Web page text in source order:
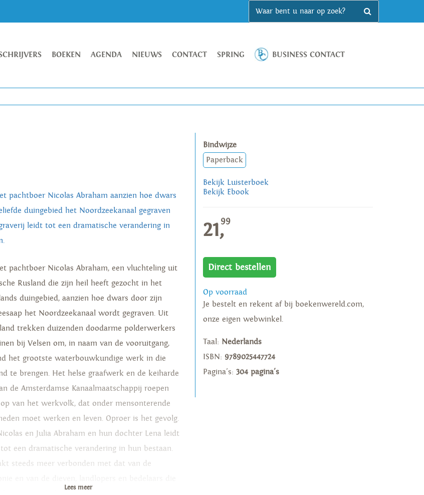
BOEKEN AGENDA NIEUWS CONTACT SPRING BUSINESS CONTACT
pachtboer Nicolas Abraham aanzien hoe dwars
duingebied het Noordzeekanaal gegraven
leidt tot een dramatische verandering in
pachtboer Nicolas Abraham, een vluchteling uit
Rusland die zijn heil heeft gezocht in het
duingebied, aanzien hoe dwars door zijn
het Noordzeekanaal wordt gegraven. Uit
trekken duizenden doodarme polderwerkers
bij Velsen om, in naam van de vooruitgang,
het grootste waterbouwkundige werk in die
te brengen. Het helse graafwerk en de keiharde
de Amsterdamse Kanaalmaatschappij roepen
van het werkvolk, dat onder mensonterende
moet werken en leven. Oproer is het gevolg.
en Julia Abraham en hun dochter Lena leidt
een dramatische verandering in hun bestaan.
steeds meer verbonden met dat van de
Lees meer
Bindwijze
Paperback
Bekijk Luisterboek
Bekijk Ebook
21,99
Direct bestellen
Op voorraad
Je bestelt en rekent af bij boekenwereld.com,
onze eigen webwinkel.
Taal: Nederlands
ISBN: 9789025447724
Pagina's: 304 pagina's